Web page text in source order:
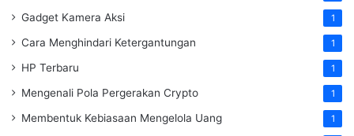
Gadget Kamera Aksi 1
Cara Menghindari Ketergantungan 1
HP Terbaru 1
Mengenali Pola Pergerakan Crypto 1
Membentuk Kebiasaan Mengelola Uang 1